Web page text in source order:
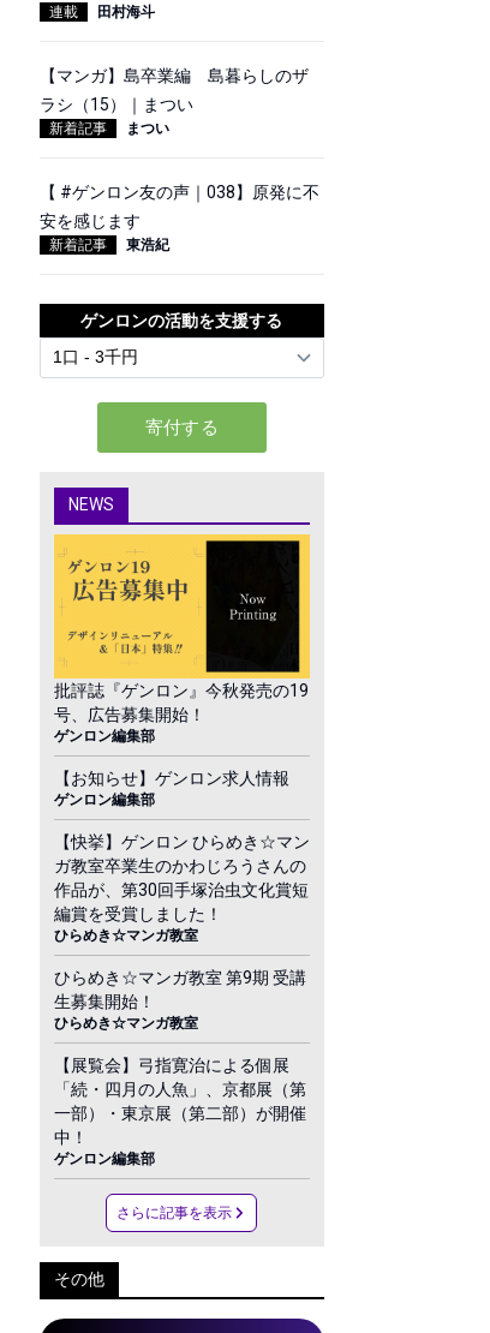
連載 田村海斗
【マンガ】島卒業編 島暮らしのザ
ラシ（15）｜まつい
新着記事 まつい
【 #ゲンロン友の声｜038】原発に不
安を感じます
新着記事 東浩紀
ゲンロンの活動を支援する
NEWS
批評誌『ゲンロン』今秋発売の19
号、広告募集開始！
ゲンロン編集部
【お知らせ】ゲンロン求人情報
ゲンロン編集部
【快挙】ゲンロン ひらめき☆マン
ガ教室卒業生のかわじろうさんの
作品が、第30回手塚治虫文化賞短
編賞を受賞しました！
ひらめき☆マンガ教室
ひらめき☆マンガ教室 第9期 受講
生募集開始！
ひらめき☆マンガ教室
【展覧会】弓指寛治による個展
「続・四月の人魚」、京都展（第
一部）・東京展（第二部）が開催
中！
ゲンロン編集部
さらに記事を表示
その他